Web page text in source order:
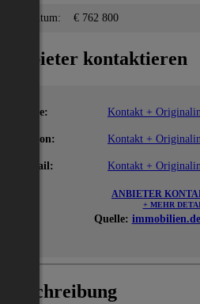
Eigentum: € 762 800
Anbieter kontaktieren
Name: Kontakt +
Telefon: Kontakt +
E-Mail: Kontakt +
ANBIETER
+ MEHR
Quelle:
Beschreibung